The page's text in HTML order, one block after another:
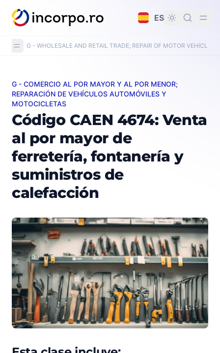
principal
ES
G - WHOLESALE AND RETAIL TRADE; REPAIR OF MOTOR VEHICLES
Código CAEN 4674: Venta al por mayor de ferretería,
G - COMERCIO AL POR MAYOR Y AL POR MENOR;
REPARACIÓN DE VEHÍCULOS AUTOMÓVILES Y
MOTOCICLETAS
Código CAEN 4674: Venta
al por mayor de
ferretería, fontanería y
suministros de
calefacción